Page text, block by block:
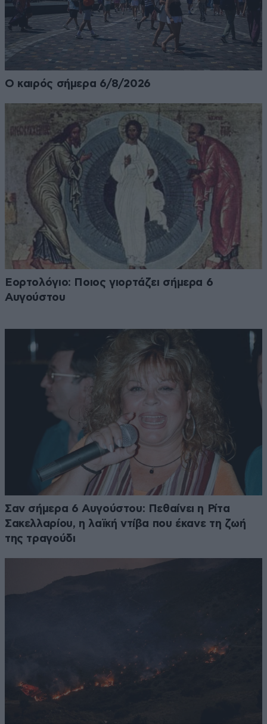
Ο καιρός σήμερα 6/8/2026
Εορτολόγιο: Ποιος γιορτάζει σήμερα 6
Αυγούστου
Σαν σήμερα 6 Αυγούστου: Πεθαίνει η Ρίτα
Σακελλαρίου, η λαϊκή ντίβα που έκανε τη ζωή
της τραγούδι